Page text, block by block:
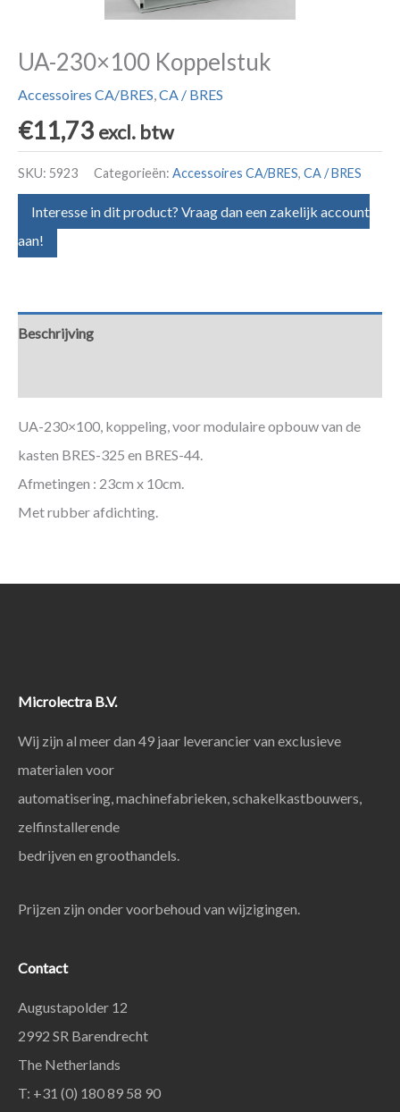
UA-230×100 Koppelstuk
Accessoires CA/BRES,CA / BRES
€11,73 excl. btw
SKU: 5923 Categorieën: Accessoires CA/BRES, CA / BRES
Interesse in dit product? Vraag dan een zakelijk account
aan!
Beschrijving
UA-230×100, koppeling, voor modulaire opbouw van de
kasten BRES-325 en BRES-44.
Afmetingen : 23cm x 10cm.
Met rubber afdichting.
Microlectra B.V.
Wij zijn al meer dan 49 jaar leverancier van exclusieve
materialen voor
automatisering, machinefabrieken, schakelkastbouwers,
zelfinstallerende
bedrijven en groothandels.
Prijzen zijn onder voorbehoud van wijzigingen.
Contact
Augustapolder 12
2992 SR Barendrecht
The Netherlands
T: +31 (0) 180 89 58 90